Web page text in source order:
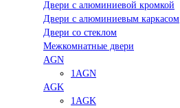
Двери с алюминиевой кромкой
Двери с алюминиевым каркасом
Двери со стеклом
Межкомнатные двери
AGN
1AGN
AGK
1AGK